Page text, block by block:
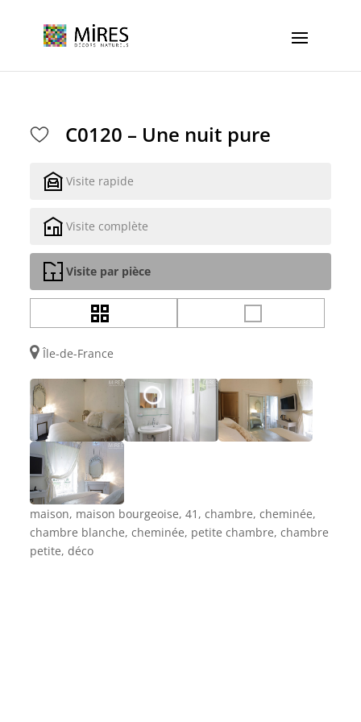
C0120 – Une nuit pure
Visite rapide
Visite complète
Visite par pièce
Île-de-France
maison, maison bourgeoise, 41, chambre, cheminée,
chambre blanche, cheminée, petite chambre, chambre
petite, déco